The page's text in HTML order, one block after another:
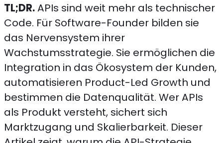
TL;DR.APIs sind weit mehr als technischer
Code. Für Software-Founder bilden sie
das Nervensystem ihrer
Wachstumsstrategie. Sie ermöglichen die
Integration in das Ökosystem der Kunden,
automatisieren Product-Led Growth und
bestimmen die Datenqualität. Wer APIs
als Produkt versteht, sichert sich
Marktzugang und Skalierbarkeit. Dieser